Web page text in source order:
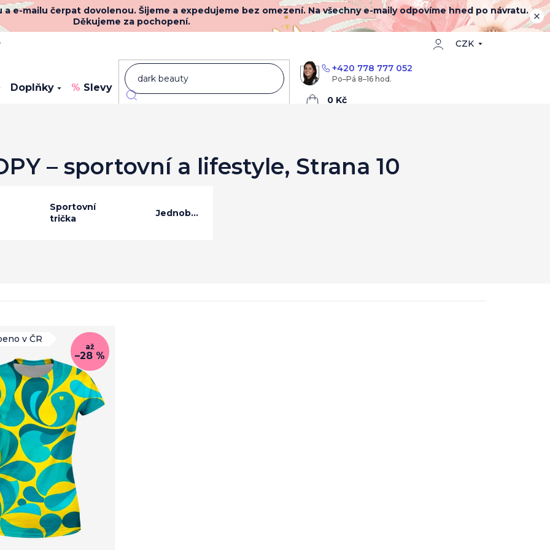
e-mailu čerpat dovolenou. Šijeme a expedujeme bez omezení. Na všechny e-maily odpovíme hned po návratu.
Děkujeme za pochopení.
CZK
+420 778 777 052
Nákupní
Doplňky Slevy Novinky
– sportovní a lifestyle, Strana 10
Sportovní
trička
Jednobarevná
v ČR
až
–28 %